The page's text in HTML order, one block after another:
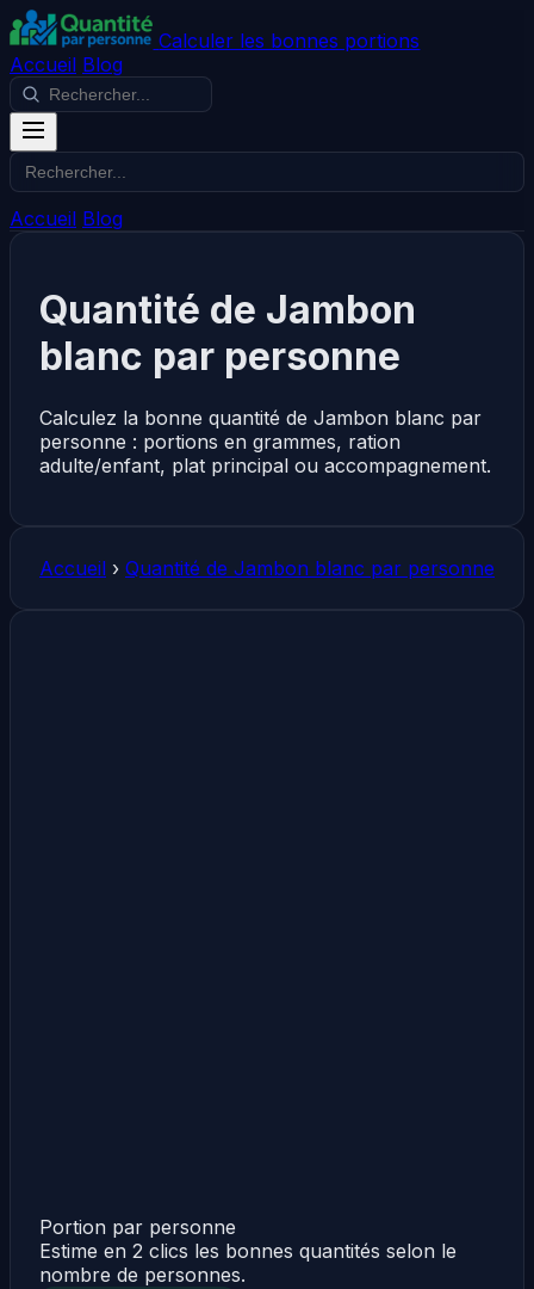
Calculer les bonnes portions
Accueil Blog
Accueil Blog
Quantité de Jambon
blanc par personne
Calculez la bonne quantité de Jambon blanc par
personne : portions en grammes, ration
adulte/enfant, plat principal ou accompagnement.
Accueil › Quantité de Jambon blanc par personne
Portion par personne
Estime en 2 clics les bonnes quantités selon le
nombre de personnes.